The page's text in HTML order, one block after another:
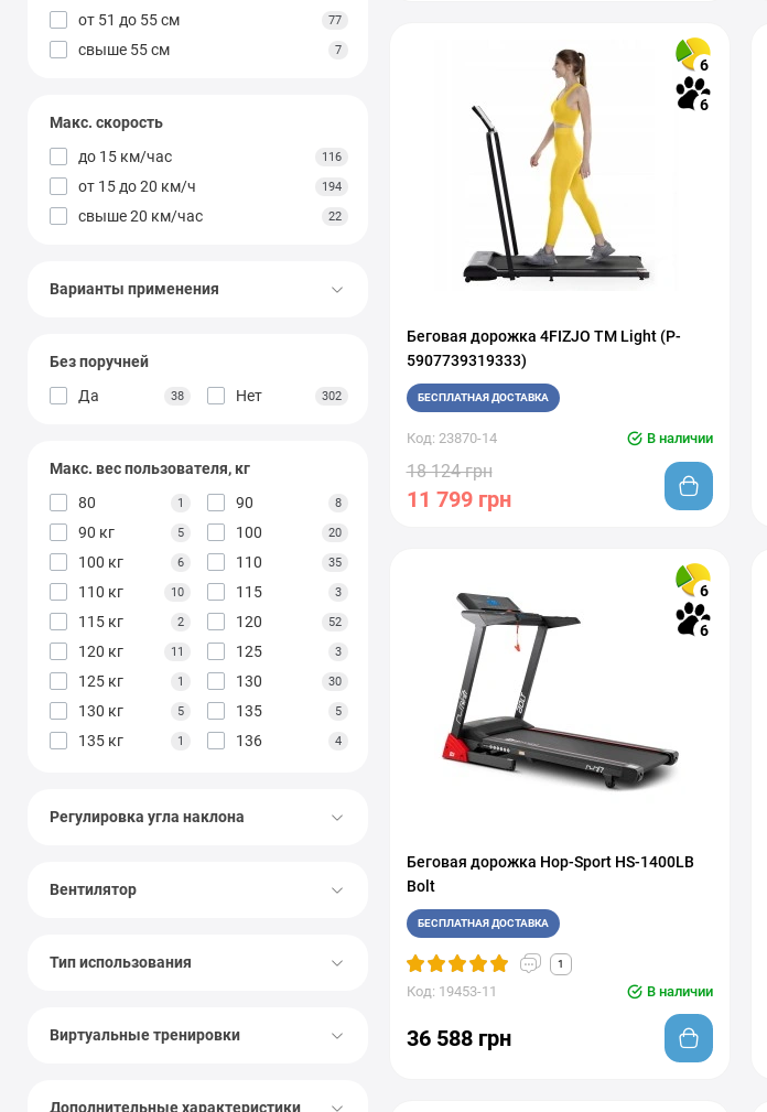
от 51 до 55 см 77
свыше 55 см 7
Макс. скорость
до 15 км/час
116
от 15 до 20 км/ч 194
свыше 20 км/час 22
Варианты применения
Без поручней
Да
38 Нет 302
Макс. вес пользователя, кг
80
1 90 8
90 кг 5 100 20
100 кг 6 110 35
110 кг 10 115 3
115 кг 2 120 52
120 кг 11 125 3
125 кг 1 130 30
130 кг 5 135 5
135 кг 1 136 4
150
170 2
Регулировка угла наклона
Вентилятор
Тип использования
Виртуальные тренировки
Дополнительные характеристики
6
6
Беговая дорожка 4FIZJO TM Light (P-
5907739319333)
БЕСПЛАТНАЯ ДОСТАВКА
Код: 23870-14 В наличии
18 124 грн
11 799 грн
6
6
Беговая дорожка Hop-Sport HS-1400LB
Bolt
БЕСПЛАТНАЯ ДОСТАВКА
1
Код: 19453-11 В наличии
36 588 грн